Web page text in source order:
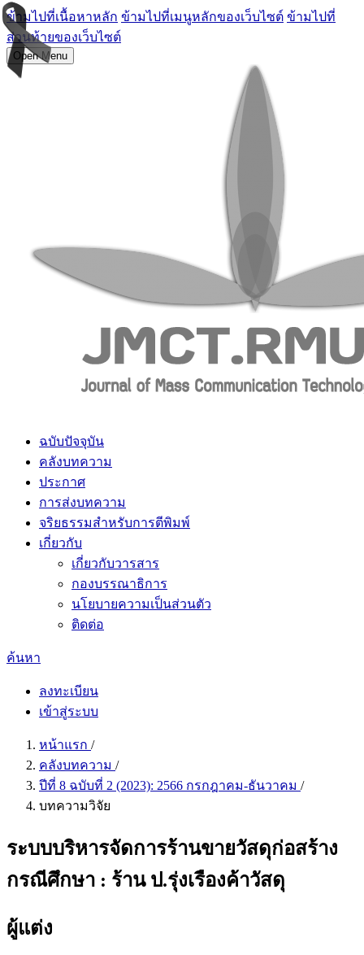
ข้ามไปที่เนื้อหาหลัก ข้ามไปที่เมนูหลักของเว็บไซต์ ข้ามไปที่
ส่วนท้ายของเว็บไซต์
Open Menu
ฉบับปัจจุบัน
คลังบทความ
ประกาศ
การส่งบทความ
จริยธรรมสำหรับการตีพิมพ์
เกี่ยวกับ
เกี่ยวกับวารสาร
กองบรรณาธิการ
นโยบายความเป็นส่วนตัว
ติดต่อ
ค้นหา
ลงทะเบียน
เข้าสู่ระบบ
หน้าแรก /
คลังบทความ /
ปีที่ 8 ฉบับที่ 2 (2023): 2566 กรกฎาคม-ธันวาคม /
บทความวิจัย
ระบบบริหารจัดการร้านขายวัสดุก่อสร้าง
กรณีศึกษา : ร้าน ป.รุ่งเรืองค้าวัสดุ
ผู้แต่ง